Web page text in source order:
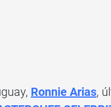
Ronnie Arias,